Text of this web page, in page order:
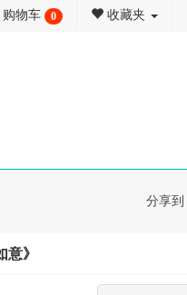
物车 0 收藏夹
分享到
》